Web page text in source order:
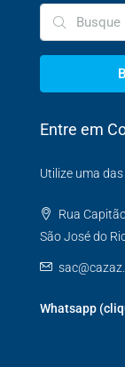
Entre em
Utilize uma
Rua
São José do
Whatsapp